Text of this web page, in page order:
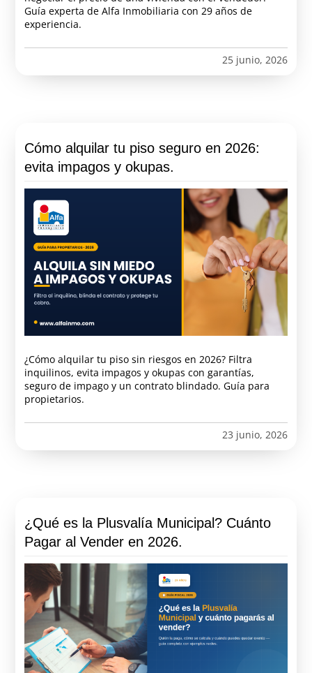
Guía experta de Alfa Inmobiliaria con 29 años de
experiencia.
25 junio, 2026
Cómo alquilar tu piso seguro en 2026:
evita impagos y okupas.
¿Cómo alquilar tu piso sin riesgos en 2026? Filtra
inquilinos, evita impagos y okupas con garantías,
seguro de impago y un contrato blindado. Guía para
propietarios.
23 junio, 2026
¿Qué es la Plusvalía Municipal? Cuánto
Pagar al Vender en 2026.